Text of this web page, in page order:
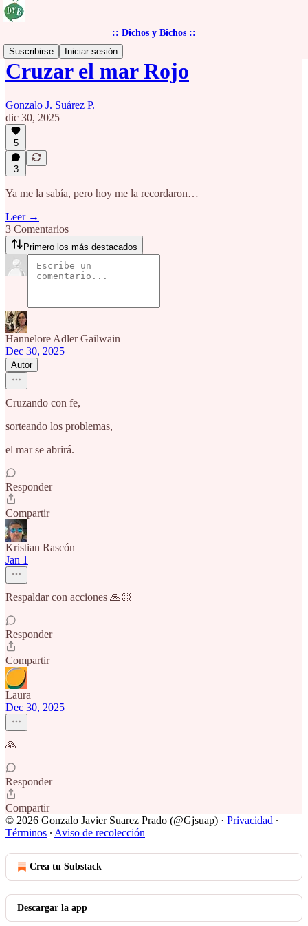
:: Dichos y Bichos ::
Suscribirse
Iniciar sesión
Cruzar el mar Rojo
Gonzalo J. Suárez P.
dic 30, 2025
5
3
Ya me la sabía, pero hoy me la recordaron…
Leer →
3 Comentarios
Primero los más destacados
Hannelore Adler Gailwain
Dec 30, 2025
Autor
Cruzando con fe,
sorteando los problemas,
el mar se abrirá.
Responder
Compartir
Kristian Rascón
Jan 1
Respaldar con acciones 🙏🏻
Responder
Compartir
Laura
Dec 30, 2025
🙏
Responder
Compartir
© 2026 Gonzalo Javier Suarez Prado (@Gjsuap) · Privacidad ∙
Términos ∙ Aviso de recolección
Crea tu Substack
Descargar la app